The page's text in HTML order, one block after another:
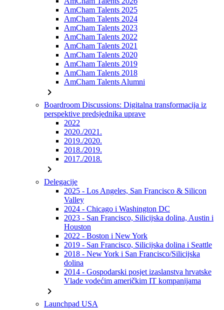
AmCham Talents 2025
AmCham Talents 2024
AmCham Talents 2023
AmCham Talents 2022
AmCham Talents 2021
AmCham Talents 2020
AmCham Talents 2019
AmCham Talents 2018
AmCham Talents Alumni
chevron_right
Boardroom Discussions: Digitalna transformacija iz
perspektive predsjednika uprave
2022
2020./2021.
2019./2020.
2018./2019.
2017./2018.
chevron_right
Delegacije
2025 - Los Angeles, San Francisco & Silicon
Valley
2024 - Chicago i Washington DC
2023 - San Francisco, Silicijska dolina, Austin i
Houston
2022 - Boston i New York
2019 - San Francisco, Silicijska dolina i Seattle
2018 - New York i San Francisco/Silicijska
dolina
2014 - Gospodarski posjet izaslanstva hrvatske
Vlade vodećim američkim IT kompanijama
chevron_right
Launchpad USA